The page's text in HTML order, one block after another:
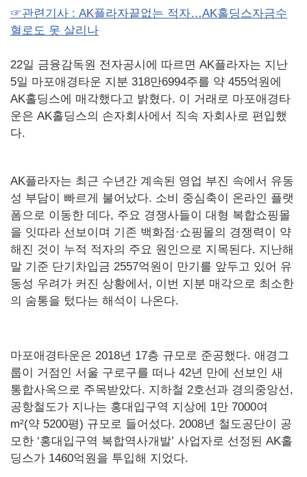
☞관련기사 : AK플라자끝없는 적자…AK홀딩스자금수
혈로도 못 살리나
22일 금융감독원 전자공시에 따르면 AK플라자는 지난
5일 마포애경타운 지분 318만6994주를 약 455억원에
AK홀딩스에 매각했다고 밝혔다. 이 거래로 마포애경타
운은 AK홀딩스의 손자회사에서 직속 자회사로 편입했
다.
AK플라자는 최근 수년간 계속된 영업 부진 속에서 유동
성 부담이 빠르게 불어났다. 소비 중심축이 온라인 플랫
폼으로 이동한 데다, 주요 경쟁사들이 대형 복합쇼핑몰
을 잇따라 선보이며 기존 백화점·쇼핑몰의 경쟁력이 약
해진 것이 누적 적자의 주요 원인으로 지목된다. 지난해
말 기준 단기차입금 2557억원이 만기를 앞두고 있어 유
동성 우려가 커진 상황에서, 이번 지분 매각으로 최소한
의 숨통을 텄다는 해석이 나온다.
마포애경타운은 2018년 17층 규모로 준공했다. 애경그
룹이 거점인 서울 구로구를 떠나 42년 만에 선보인 새
통합사옥으로 주목받았다. 지하철 2호선과 경의중앙선,
공항철도가 지나는 홍대입구역 지상에 1만 7000여
m²(약 5200평) 규모로 들어섰다. 2008년 철도공단이 공
모한 ‘홍대입구역 복합역사개발’ 사업자로 선정된 AK홀
딩스가 1460억원을 투입해 지었다.